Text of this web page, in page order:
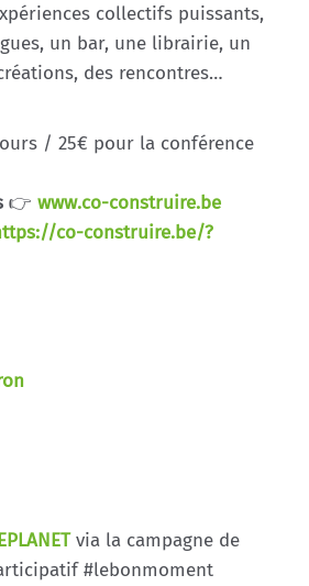
collectifs puissants,
un bar, une librairie, un
des rencontres…
/ 25€ pour la conférence
👉 www.co-construire.be
co-construire.be/?
via la campagne de
#lebonmoment